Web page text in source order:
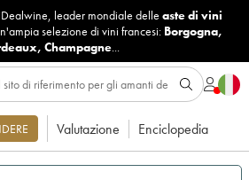
leader mondiale delle aste di vini
selezione di vini francesi: Borgogna,
, Champagne...
Valutazione Enciclopedia